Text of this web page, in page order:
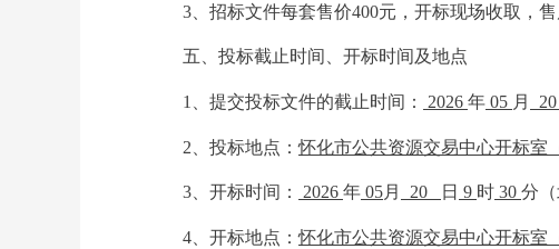
3 、招标文件每套售价400元，开标现场收取，售
五、投标截止时间、开标时间及地点
1、提交投标文件的截止时间： 2026 年 05 月 20
2、投标地点：怀化市公共资源交易中心开标室
3、开标时间： 2026 年 05月 20 日 9 时 30 分（
4、开标地点：怀化市公共资源交易中心开标室